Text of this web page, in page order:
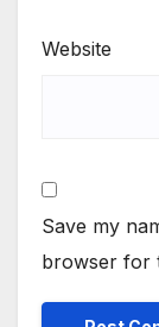
Website
Save my
browser for